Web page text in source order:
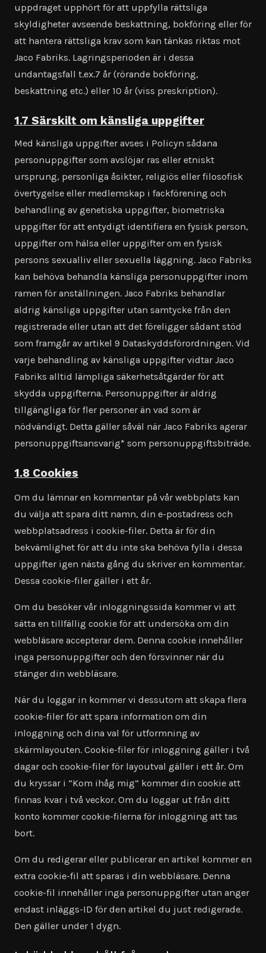
uppdraget upphört för att uppfylla rättsliga
skyldigheter avseende beskattning, bokföring eller för
att hantera rättsliga krav som kan tänkas riktas mot
Jaco Fabriks. Lagringsperioden är i dessa
undantagsfall t.ex.7 år (rörande bokföring,
beskattning etc.) eller 10 år (viss preskription).
1.7 Särskilt om känsliga uppgifter
Med känsliga uppgifter avses i Policyn sådana
personuppgifter som avslöjar ras eller etniskt
ursprung, personliga åsikter, religiös eller filosofisk
övertygelse eller medlemskap i fackförening och
behandling av genetiska uppgifter, biometriska
uppgifter för att entydigt identifiera en fysisk person,
uppgifter om hälsa eller uppgifter om en fysisk
persons sexualliv eller sexuella läggning. Jaco Fabriks
kan behöva behandla känsliga personuppgifter inom
ramen för anställningen. Jaco Fabriks behandlar
aldrig känsliga uppgifter utan samtycke från den
registrerade eller utan att det föreligger sådant stöd
som framgår av artikel 9 Dataskyddsförordningen. Vid
varje behandling av känsliga uppgifter vidtar Jaco
Fabriks alltid lämpliga säkerhetsåtgärder för att
skydda uppgifterna. Personuppgifter är aldrig
tillgängliga för fler personer än vad som är
nödvändigt. Detta gäller såväl när Jaco Fabriks agerar
personuppgiftsansvarig* som personuppgiftsbiträde.
1.8 Cookies
Om du lämnar en kommentar på vår webbplats kan
du välja att spara ditt namn, din e-postadress och
webbplatsadress i cookie-filer. Detta är för din
bekvämlighet för att du inte ska behöva fylla i dessa
uppgifter igen nästa gång du skriver en kommentar.
Dessa cookie-filer gäller i ett år.
Om du besöker vår inloggningssida kommer vi att
sätta en tillfällig cookie för att undersöka om din
webbläsare accepterar dem. Denna cookie innehåller
inga personuppgifter och den försvinner när du
stänger din webbläsare.
När du loggar in kommer vi dessutom att skapa flera
cookie-filer för att spara information om din
inloggning och dina val för utformning av
skärmlayouten. Cookie-filer för inloggning gäller i två
dagar och cookie-filer för layoutval gäller i ett år. Om
du kryssar i ”Kom ihåg mig” kommer din cookie att
finnas kvar i två veckor. Om du loggar ut från ditt
konto kommer cookie-filerna för inloggning att tas
bort.
Om du redigerar eller publicerar en artikel kommer en
extra cookie-fil att sparas i din webbläsare. Denna
cookie-fil innehåller inga personuppgifter utan anger
endast inläggs-ID för den artikel du just redigerade.
Den gäller under 1 dygn.